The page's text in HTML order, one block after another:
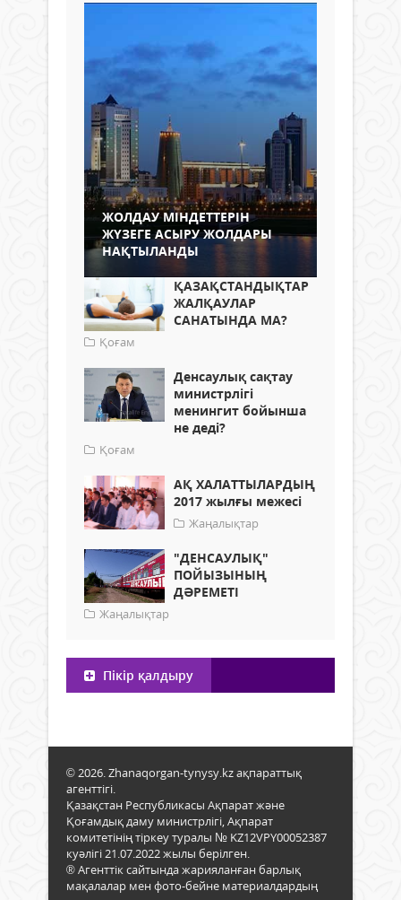
ЖОЛДАУ МІНДЕТТЕРІН
ЖҮЗЕГЕ АСЫРУ ЖОЛДАРЫ
НАҚТЫЛАНДЫ
ҚАЗАҚСТАНДЫҚТАР
ЖАЛҚАУЛАР
САНАТЫНДА МА?
Қоғам
Денсаулық сақтау
министрлігі
менингит бойынша
не деді?
Қоғам
АҚ ХАЛАТТЫЛАРДЫҢ
2017 жылғы межесі
Жаңалықтар
"ДЕНСАУЛЫҚ"
ПОЙЫЗЫНЫҢ
ДӘРЕМЕТІ
Жаңалықтар
Пікір қалдыру
© 2026. Zhanaqorgan-tynysy.kz ақпараттық
агенттігі.
Қазақстан Республикасы Ақпарат және
Қоғамдық даму министрлігі, Ақпарат
комитетінің тіркеу туралы № KZ12VPY00052387
куәлігі 21.07.2022 жылы берілген.
® Агенттік сайтында жарияланған барлық
мақалалар мен фото-бейне материалдардың